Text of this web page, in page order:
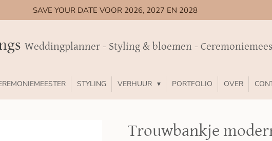
SAVE YOUR DATE VOOR 2026, 2027 EN 2028
Weddingplanner - Styling & bloemen -
STYLING VERHUUR PORTFOLIO OVER
Trouwbankje